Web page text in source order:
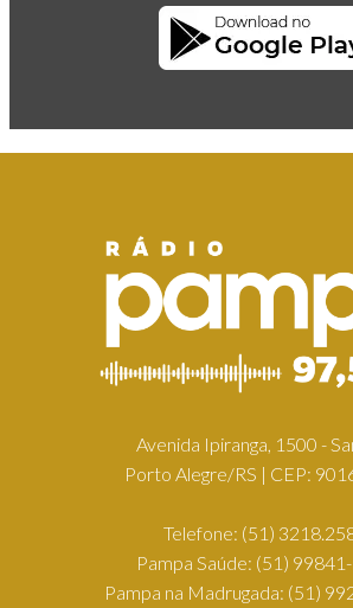
Avenida Ipiranga, 1500 -
Porto Alegre/RS | CEP:
Telefone: (51)
Pampa Saúde: (51)
Pampa na Madrugada: (51)